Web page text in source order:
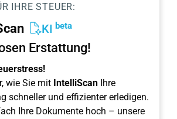
IHRE STEUER:
KI beta
Erstattung!
wie Sie mit IntelliScan Ihre
schneller und effizienter erledigen.
Ihre Dokumente hoch – unsere